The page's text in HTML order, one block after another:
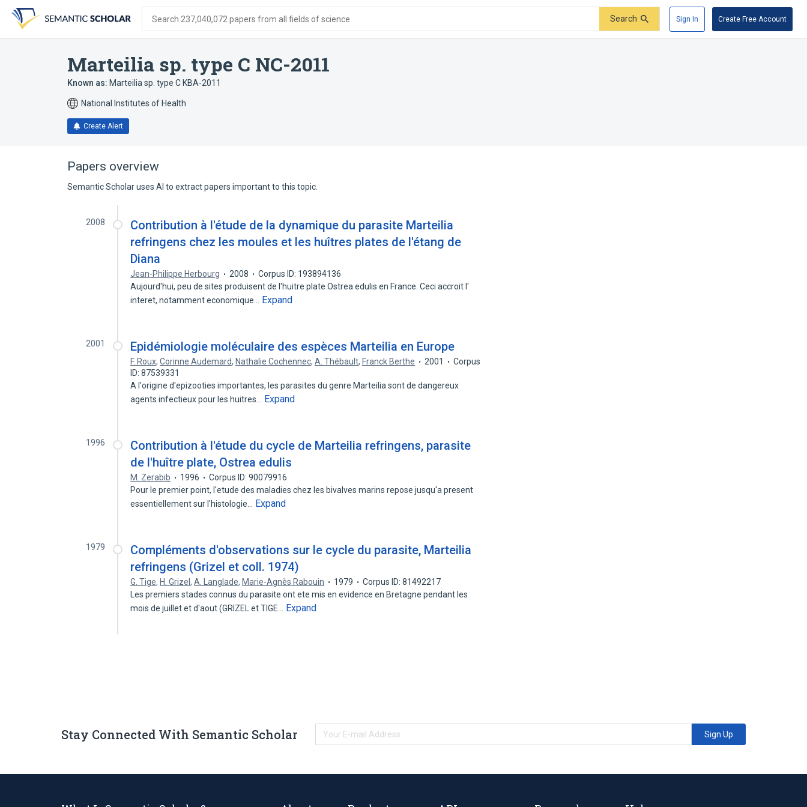
search
form
content
account
menu
Search 237,040,072 papers from all fields of science Search Sign In Create Free Account
Marteilia sp. type C NC-2011
Known as: Marteilia sp. type C KBA-2011
National Institutes of Health
Create Alert
Papers overview
Semantic Scholar uses AI to extract papers important to this topic.
2008
Contribution à l'étude de la dynamique du parasite Marteilia
refringens chez les moules et les huîtres plates de l'étang de
Diana
Jean-Philippe Herbourg 2008
Corpus ID: 193894136
Aujourd'hui, peu de sites produisent de l'huitre plate Ostrea edulis en France. Ceci accroit l'
interet, notamment economique…
Expand
2001 Epidémiologie moléculaire des espèces Marteilia en Europe
F. Roux,Corinne Audemard, Nathalie Cochennec,A. Thébault, Franck Berthe 2001
Corpus
ID: 87539331
A l'origine d'epizooties importantes, les parasites du genre Marteilia sont de dangereux
agents infectieux pour les huitres…
Expand
1996
Contribution à l'étude du cycle de Marteilia refringens, parasite
de l'huître plate, Ostrea edulis
M. Zerabib 1996
Corpus ID: 90079916
Pour le premier point, l'etude des maladies chez les bivalves marins repose jusqu'a present
essentiellement sur l'histologie…
Expand
1979
Compléments d'observations sur le cycle du parasite, Marteilia
refringens (Grizel et coll. 1974)
G. Tige, H. Grizel,A. Langlade, Marie-Agnès Rabouin 1979
Corpus ID: 81492217
Les premiers stades connus du parasite ont ete mis en evidence en Bretagne pendant les
mois de juillet et d'aout (GRIZEL et TIGE…
Expand
Stay Connected With Semantic Scholar Sign Up